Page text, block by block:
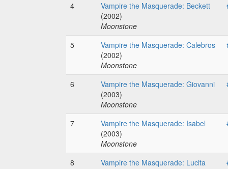
4
Vampire the Masquerade: Beckett
(2002)
Moonstone
5
Vampire the Masquerade: Calebros
(2002)
Moonstone
6
Vampire the Masquerade: Giovanni
(2003)
Moonstone
7
Vampire the Masquerade: Isabel
(2003)
Moonstone
8
Vampire the Masquerade: Lucita